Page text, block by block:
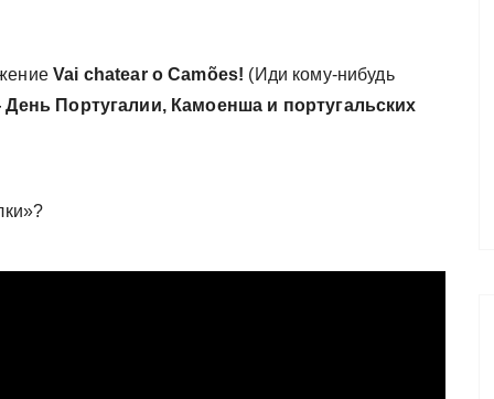
Vai chatear o Camões! (Иди кому-нибудь
Португалии, Камоенша и португальских